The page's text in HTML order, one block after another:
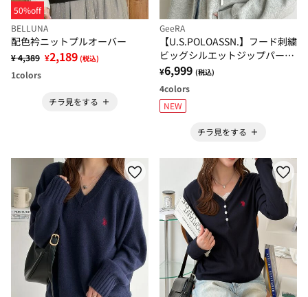
50%off
BELLUNA
配色衿ニットプルオーバー
¥ 4,389 ¥2,189 (税込)
1colors
チラ見をする
GeeRA
【U.S.POLOASSN.】フード刺繍
ビッグシルエットジップパーカ
ー
¥6,999 (税込)
4colors
NEW
チラ見をする